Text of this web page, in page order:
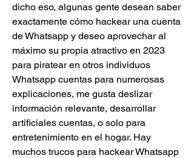
dicho eso, algunas gente desean saber
exactamente cómo hackear una cuenta
de Whatsapp y deseo aprovechar al
máximo su propia atractivo en 2023
para piratear en otros individuos
Whatsapp cuentas para numerosas
explicaciones, me gusta deslizar
información relevante, desarrollar
artificiales cuentas, o solo para
entretenimiento en el hogar. Hay
muchos trucos para hackear Whatsapp